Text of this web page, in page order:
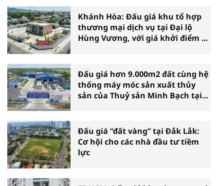
Khánh Hòa: Đấu giá khu tổ hợp
thương mại dịch vụ tại Đại lộ
Hùng Vương, với giá khởi điểm 39
Đấu giá hơn 9.000m2 đất cùng hệ
thống máy móc sản xuất thủy
sản của Thuỷ sản Minh Bạch tại
Đấu giá “đất vàng” tại Đắk Lắk:
Cơ hội cho các nhà đầu tư tiềm
lực